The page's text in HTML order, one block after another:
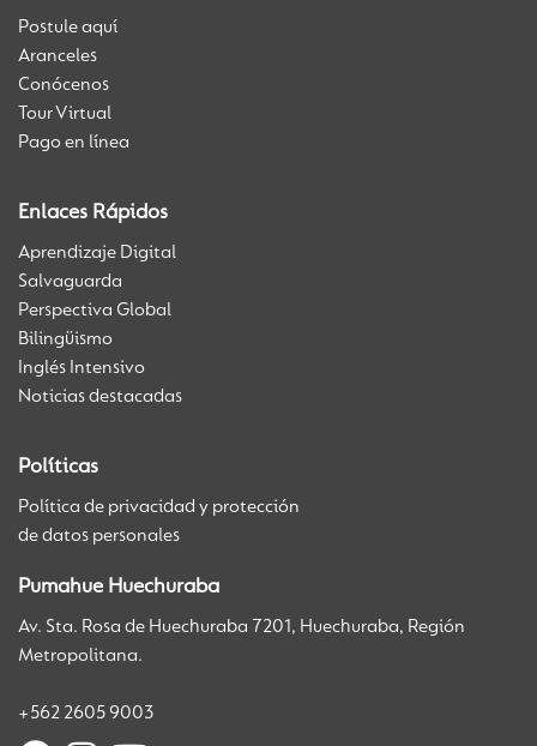
Postule aquí
Aranceles
Conócenos
Tour Virtual
Pago en línea
Enlaces Rápidos
Aprendizaje Digital
Salvaguarda
Perspectiva Global
Bilingüismo
Inglés Intensivo
Noticias destacadas
Políticas
Política de privacidad y protección
de datos personales
Pumahue Huechuraba
Av. Sta. Rosa de Huechuraba 7201, Huechuraba, Región
Metropolitana.
+562 2605 9003